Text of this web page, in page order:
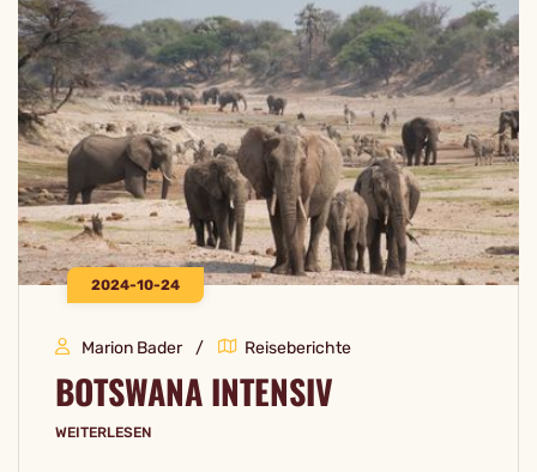
2024-10-24
Marion Bader Reiseberichte
BOTSWANA INTENSIV
WEITERLESEN